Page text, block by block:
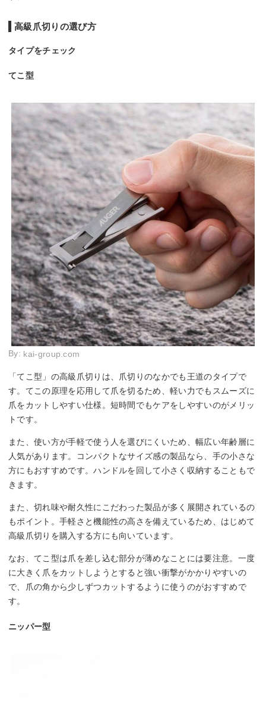
高級爪切りの選び方
タイプをチェック
てこ型
By: kai-group.com
「てこ型」の高級爪切りは、爪切りのなかでも王道のタイプで
す。てこの原理を応用して爪を切るため、軽い力でもスムーズに
爪をカットしやすい仕様。短時間でもケアをしやすいのがメリッ
トです。
また、使い方が手軽で使う人を選びにくいため、幅広い年齢層に
人気があります。コンパクトなサイズ感の製品なら、手の小さな
方にもおすすめです。ハンドルを回して小さく収納することもで
きます。
また、切れ味や耐久性にこだわった製品が多く展開されているの
もポイント。手軽さと機能性の高さを備えているため、はじめて
高級爪切りを購入する方にも向いています。
なお、てこ型は爪を差し込む部分が薄めなことには要注意。一度
に大きく爪をカットしようとすると強い衝撃がかかりやすいの
で、爪の角から少しずつカットするように使うのがおすすめで
す。
ニッパー型